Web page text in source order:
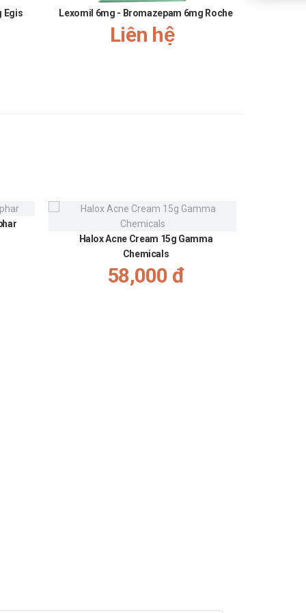
Egis Lexomil 6mg - Bromazepam 6mg Roche
Liên hệ
Halox Acne Cream 15g Gamma
Chemicals
58,000 đ